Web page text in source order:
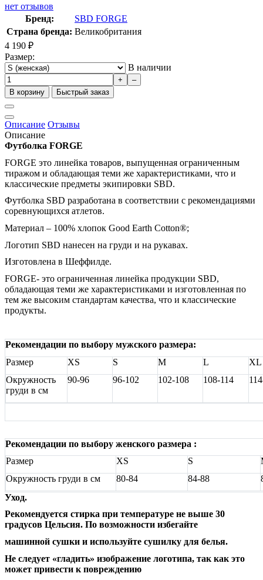
нет отзывов
Бренд:
SBD FORGE
Страна бренда: Великобритания
4 190 ₽
Размер:
В наличии
+
–
В корзину
Быстрый заказ
Описание Отзывы
Описание
Футболка FORGE
FORGE это линейка товаров, выпущенная ограниченным
тиражом и обладающая теми же характеристиками, что и
классические предметы экипировки SBD.
Футболка SBD разработана в соответствии с рекомендациями
соревнующихся атлетов.
Материал – 100% хлопок Good Earth Cotton®;
Логотип SBD нанесен на груди и на рукавах.
Изготовлена в Шеффилде.
FORGE- это ограниченная линейка продукции SBD,
обладающая теми же характеристиками и изготовленная по
тем же высоким стандартам качества, что и классические
продукты.
Рекомендации по выбору мужского размера:
Размер
XS S M L
XL
Окружность
груди в см
90-96 96-102 102-108 108-114
Рекомендации по выбору женского размера :
Размер
XS S
Окружность груди в см
80-84 84-88
Уход.
Рекомендуется стирка при температуре не выше 30
градусов Цельсия. По возможности избегайте
машинной сушки и используйте сушилку для белья.
Не следует «гладить» изображение логотипа, так как это
может привести к повреждению